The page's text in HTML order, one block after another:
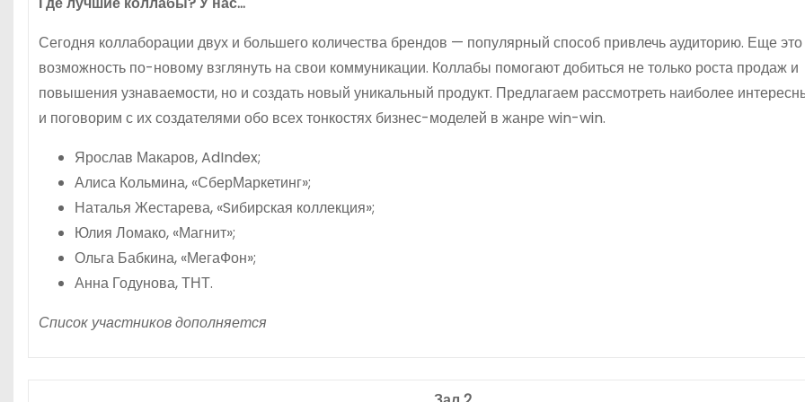
Сегодня коллаборации двух и большего количества брендов — популярный способ привлечь аудиторию. Еще это
возможность по-новому взглянуть на свои коммуникации. Коллабы помогают добиться не только роста продаж и
повышения узнаваемости, но и создать новый уникальный продукт. Предлагаем рассмотреть наиболее
и поговорим с их создателями обо всех тонкостях бизнес-моделей в жанре win-win.
Ярослав Макаров, AdIndex;
Алиса Кольмина, «СберМаркетинг»;
Наталья Жестарева, «Sибирская коллекция»;
Юлия Ломако, «Магнит»;
Ольга Бабкина, «МегаФон»;
Анна Годунова, ТНТ.
Список участников дополняется